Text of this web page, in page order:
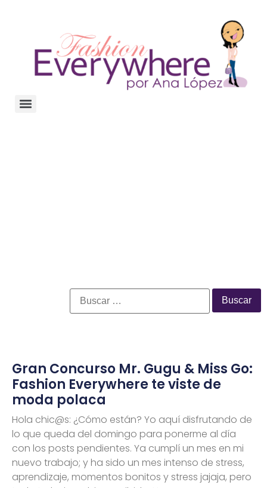
Gran Concurso Mr. Gugu & Miss Go:
Fashion Everywhere te viste de
moda polaca
Hola chic@s: ¿Cómo están? Yo aquí disfrutando de
lo que queda del domingo para ponerme al día
con los posts pendientes. Ya cumplí un mes en mi
nuevo trabajo; y ha sido un mes intenso de stress,
aprendizaje, momentos bonitos y stress jajaja, pero